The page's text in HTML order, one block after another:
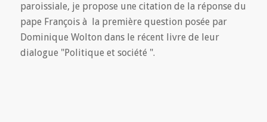
paroissiale, je propose une citation de la réponse du
pape François à la première question posée par
Dominique Wolton dans le récent livre de leur
dialogue "Politique et société ".